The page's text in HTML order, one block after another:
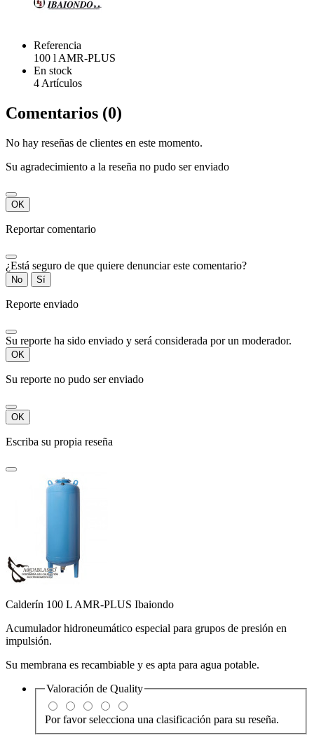
Referencia
100 l AMR-PLUS
En stock
4 Artículos
Comentarios (0)
No hay reseñas de clientes en este momento.
Su agradecimiento a la reseña no pudo ser enviado
OK
Reportar comentario
¿Está seguro de que quiere denunciar este comentario?
No Sí
Reporte enviado
Su reporte ha sido enviado y será considerada por un moderador.
OK
Su reporte no pudo ser enviado
OK
Escriba su propia reseña
Calderín 100 L AMR-PLUS Ibaiondo
Acumulador hidroneumático especial para grupos de presión en
impulsión.
Su membrana es recambiable y es apta para agua potable.
Valoración de Quality
Por favor selecciona una clasificación para su reseña.